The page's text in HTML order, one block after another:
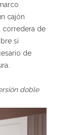
cajón
corredera de
sí
de
doble